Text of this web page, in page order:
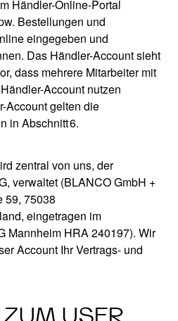
Händler-Online-Portal
Bestellungen und
eingegeben und
Das Händler-Account sieht
dass mehrere Mitarbeiter mit
Account nutzen
Account gelten die
in Abschnitt 6.
zentral von uns, der
verwaltet (BLANCO GmbH +
59, 75038
eingetragen im
Mannheim HRA 240197). Wir
Account Ihr Vertrags- und
USER